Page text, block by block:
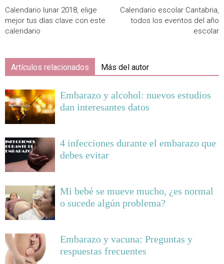
Calendario lunar 2018, elige
mejor tus días clave con este
calendario
Calendario escolar Cantabria,
todos los eventos del año
escolar
Artículos relacionados Más del autor
Embarazo y alcohol: nuevos estudios
dan interesantes datos
4 infecciones durante el embarazo que
debes evitar
Mi bebé se mueve mucho, ¿es normal
o sucede algún problema?
Embarazo y vacuna: Preguntas y
respuestas frecuentes